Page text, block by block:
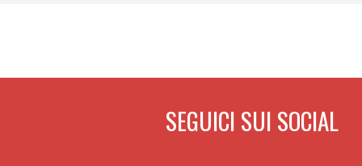
SEGUICI SUI SOCIAL